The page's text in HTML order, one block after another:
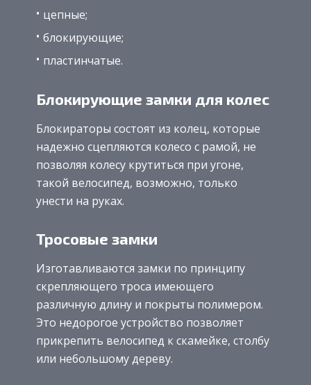
цепные;
блокирующие;
пластинчатые.
Блокирующие замки для колес
Блокираторы состоят из колец, которые
надежно сцепляются колесо с рамой, не
позволяя колесу крутиться при угоне,
такой велосипед, возможно, только
унести на руках.
Тросовые замки
Изготавливаются замки по принципу
скрепляющего троса имеющего
различную длину и покрыты полимером.
Это недорогое устройство позволяет
прикрепить велосипед к скамейке, столбу
или небольшому дереву.